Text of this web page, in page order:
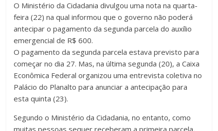
O Ministério da Cidadania divulgou uma nota na quarta-
feira (22) na qual informou que o governo não poderá
antecipar o pagamento da segunda parcela do auxílio
emergencial de R$ 600.
O pagamento da segunda parcela estava previsto para
começar no dia 27. Mas, na última segunda (20), a Caixa
Econômica Federal organizou uma entrevista coletiva no
Palácio do Planalto para anunciar a antecipação para
esta quinta (23).
Segundo o Ministério da Cidadania, no entanto, como